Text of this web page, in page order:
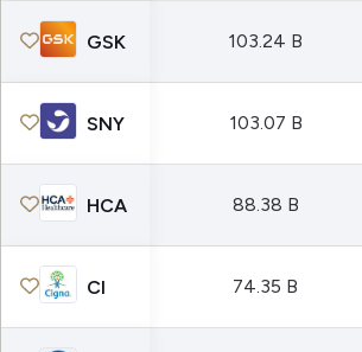
GSK 103.24 B
SNY 103.07 B
HCA 88.38 B
CI 74.35 B